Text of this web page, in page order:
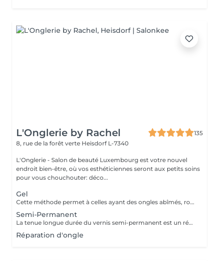
L'Onglerie by Rachel
135
8, rue de la forêt verte Heisdorf L-7340
L'Onglerie - Salon de beauté Luxembourg est votre nouvel
endroit bien-être, où vos esthéticiennes seront aux petits soins
pour vous chouchouter: déco...
Gel
Cette méthode permet à celles ayant des ongles abîmés, rongés, cassants, de retrouver de très jolies mains. En rallongement ou en simple gainage, le gel apportera solidité à vos ongles, et une couleur longue durée
Semi-Permanent
La tenue longue durée du vernis semi-permanent est un réel avantage. La pose sera effectuée avec soin, en adaptant les produits utilisés. La prestation sera entièrement personnalisée. La tenue peut aller de 2 à 3 semaines, 4 maximum selon le type d'ongle. Fini les retouches manucure tous les 4 jours, c'est une vraie liberté qui s'offre à vous ! Finesse et tenue longue durée ! N'hésitez pas à demander conseil
Réparation d'ongle